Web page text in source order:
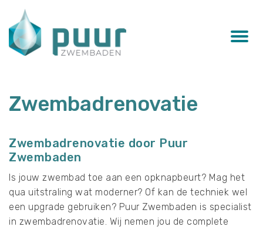
Zwembadrenovatie
Zwembadrenovatie door Puur
Zwembaden
Is jouw zwembad toe aan een opknapbeurt? Mag het
qua uitstraling wat moderner? Of kan de techniek wel
een upgrade gebruiken? Puur Zwembaden is specialist
in zwembadrenovatie. Wij nemen jou de complete